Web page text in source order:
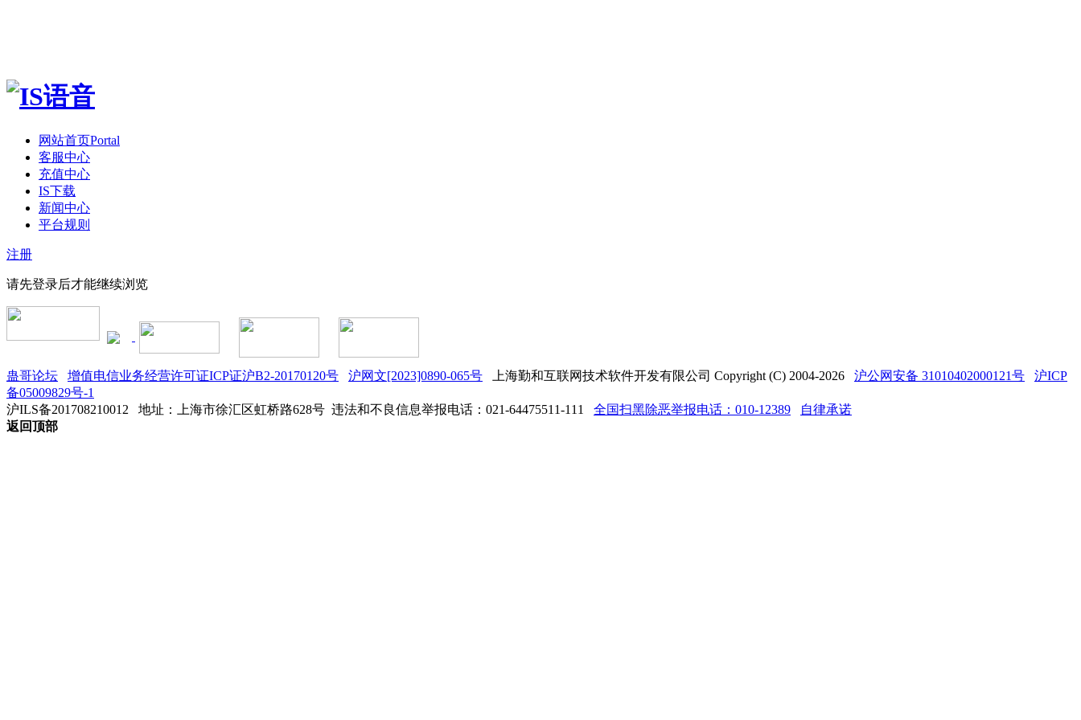
网站首页Portal
客服中心
充值中心
IS下载
新闻中心
平台规则
注册
请先登录后才能继续浏览
蛊哥论坛 增值电信业务经营许可证ICP证沪B2-20170120号 沪网文[2023]0890-065号 上海勤和互联网技术软件开发有限公司 Copyright (C) 2004-2026 沪公网安备 31010402000121号
沪ICP
备05009829号-1
沪ILS备201708210012
地址：上海市徐汇区虹桥路628号 违法和不良信息举报电话：021-64475511-111 全国扫黑除恶举报电话：010-12389
自律承诺
返回顶部